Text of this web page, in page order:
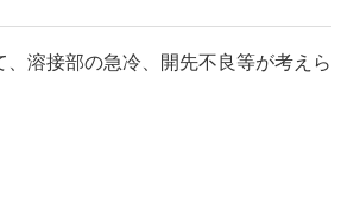
、溶接部の急冷、開先不良等が考えら